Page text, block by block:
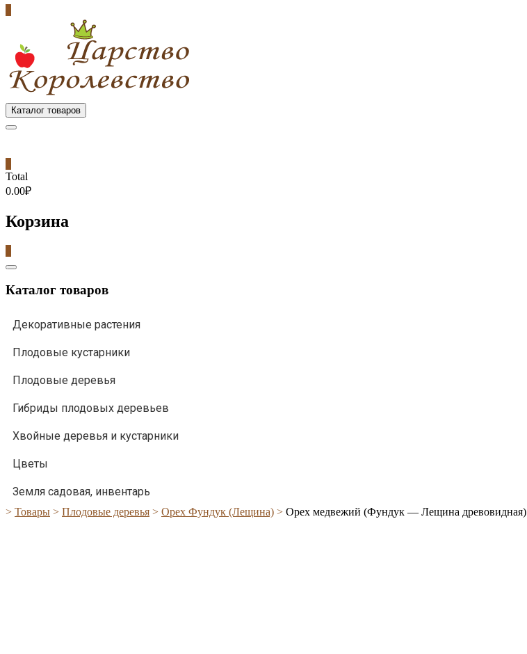
Каталог товаров
Total
0.00₽
Корзина
Catalog
Каталог товаров
Декоративные растения
Плодовые кустарники
Плодовые деревья
Гибриды плодовых деревьев
Хвойные деревья и кустарники
Цветы
Земля садовая, инвентарь
> Товары > Плодовые деревья > Орех Фундук (Лещина) > Орех медвежий (Фундук — Лещина древовидная)